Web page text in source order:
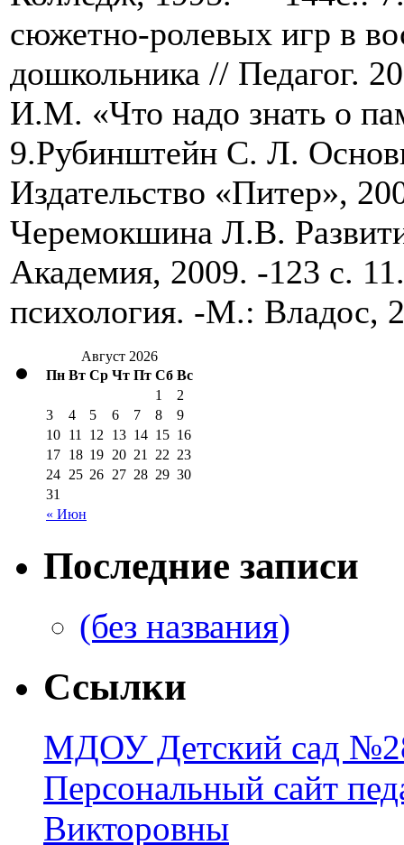
сюжетно-ролевых игр в
дошкольника // Педагог.
И.М. «Что надо знать о
9.Рубинштейн С. Л.
Издательство «Питер»,
Черемокшина Л.В.
Академия, 2009. -123 с.
психология. -М.:
Август 2026
Пн Вт Ср Чт Пт Сб Вс
« Июн
1
2
3
4 5 6 7 8
9
10 11 12 13 14 15 16
17 18 19 20 21 22 23
24 25 26 27 28 29 30
31
Последние записи
(без названия)
Ссылки
МДОУ Детский сад
Персональный сайт
Викторовны